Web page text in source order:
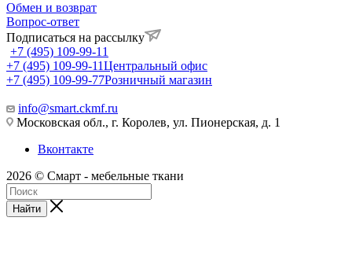
Обмен и возврат
Вопрос-ответ
Подписаться на рассылку
+7 (495) 109-99-11
+7 (495) 109-99-11Центральный офис
+7 (495) 109-99-77Розничный магазин
info@smart.ckmf.ru
Московская обл., г. Королев, ул. Пионерская, д. 1
Вконтакте
2026 © Смарт - мебельные ткани
Найти